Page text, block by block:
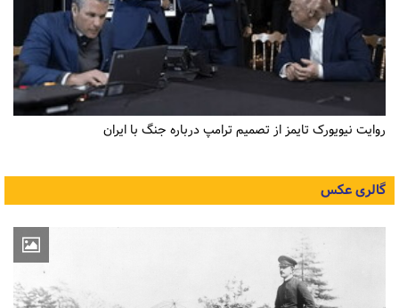
روایت نیویورک تایمز از تصمیم ترامپ درباره جنگ با ایران
گالری عکس